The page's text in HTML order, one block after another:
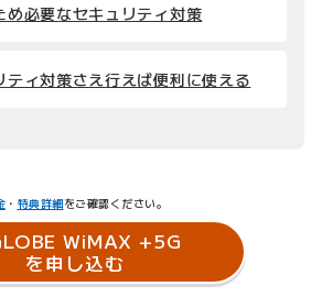
め必要なセキュリティ対策
ティ対策さえ行えば便利に使える
・ 特典詳細をご確認ください。
WiMAX +5G
を申し込む